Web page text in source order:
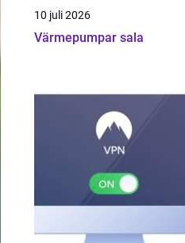
10 juli 2026
Värmepumpar sala